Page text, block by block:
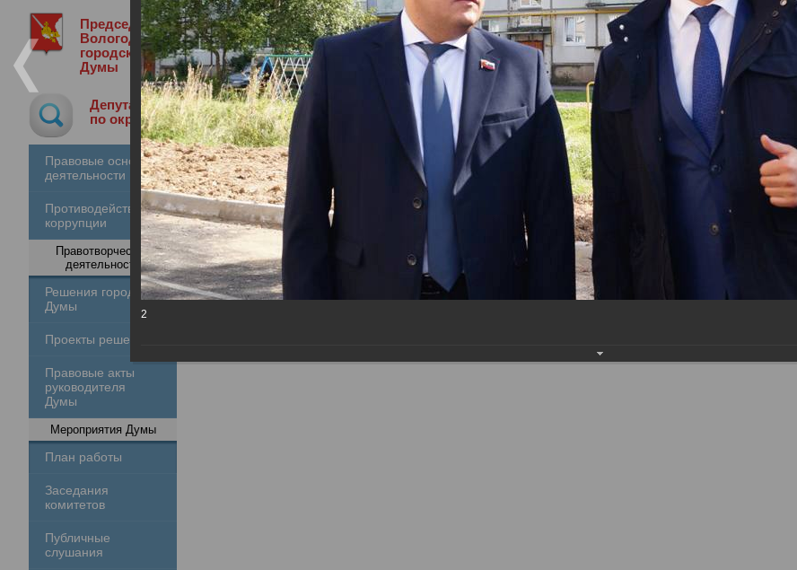
Председатель
Вологодской
городской
Думы
Депутат
по округу
Правовые основы
деятельности
Противодействие
коррупции
Правотворческая
деятельность
Решения городской
Думы
Проекты решений
Правовые акты
руководителя
Думы
Мероприятия Думы
План работы
Заседания
комитетов
Публичные
слушания
Председатель Вологодской городской Думы Фотохроника
Инспекция домов, построенных для переселенцев в селе
Инспекция домов, построенных для переселенцев в селе Молочное и на Окружном шоссе
30.08.2017
2